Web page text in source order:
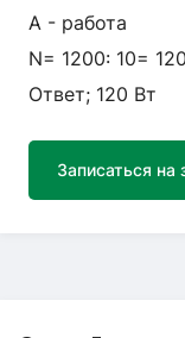
А - работа
N= 1200: 10=
Ответ; 120 Вт
Записаться на